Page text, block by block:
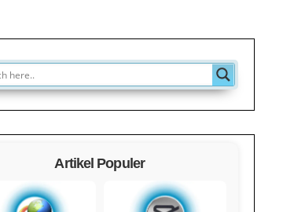
Artikel Populer